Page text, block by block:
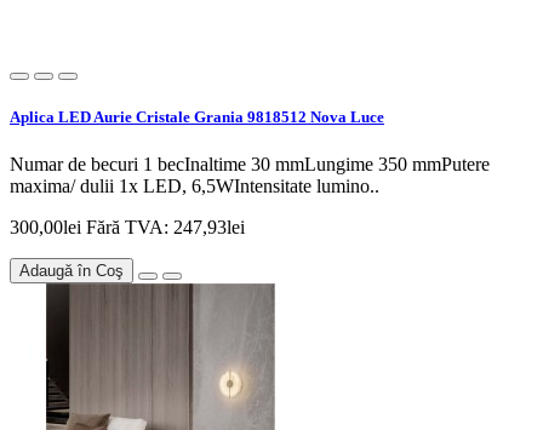
Aplica LED Aurie Cristale Grania 9818512 Nova Luce
Numar de becuri 1 becInaltime 30 mmLungime 350 mmPutere
maxima/ dulii 1x LED, 6,5WIntensitate lumino..
300,00lei Fără TVA: 247,93lei
Adaugă în Coş